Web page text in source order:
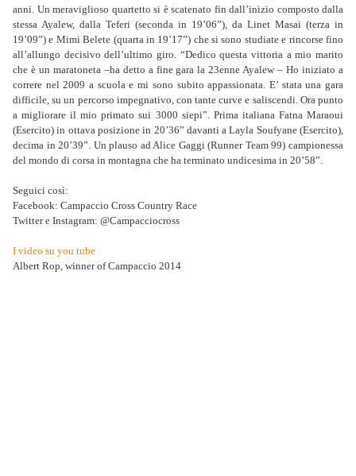
anni. Un meraviglioso quartetto si è scatenato fin dall’inizio composto dalla
stessa Ayalew, dalla Teferi (seconda in 19’06”), da Linet Masai (terza in
19’09”) e Mimi Belete (quarta in 19’17”) che si sono studiate e rincorse fino
all’allungo decisivo dell’ultimo giro. “Dedico questa vittoria a mio marito
che è un maratoneta –ha detto a fine gara la 23enne Ayalew – Ho iniziato a
correre nel 2009 a scuola e mi sono subito appassionata. E’ stata una gara
difficile, su un percorso impegnativo, con tante curve e saliscendi. Ora punto
a migliorare il mio primato sui 3000 siepi”. Prima italiana Fatna Maraoui
(Esercito) in ottava posizione in 20’36” davanti a Layla Soufyane (Esercito),
decima in 20’39”. Un plauso ad Alice Gaggi (Runner Team 99) campionessa
del mondo di corsa in montagna che ha terminato undicesima in 20’58”.
Seguici così:
Facebook: Campaccio Cross Country Race
Twitter e Instagram: @Campacciocross
I video su you tube
Albert Rop, winner of Campaccio 2014